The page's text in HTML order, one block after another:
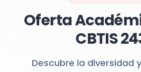
Oferta
CBTIS
Descubre la diversidad